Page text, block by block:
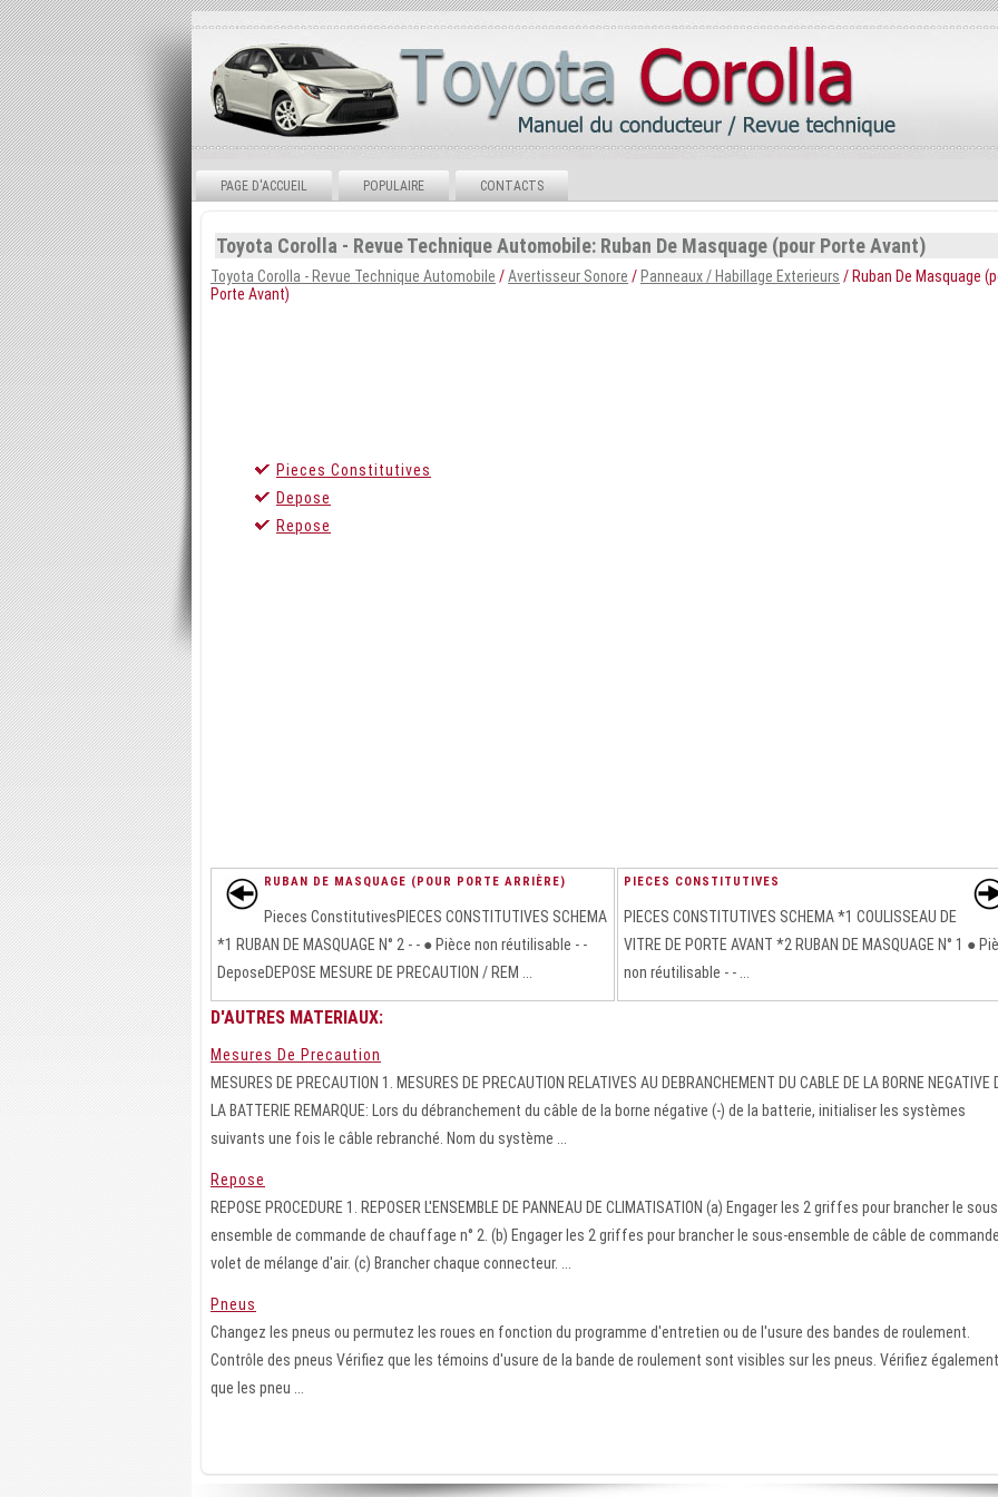
PAGE D'ACCUEIL POPULAIRE CONTACTS
Toyota Corolla - Revue Technique Automobile: Ruban De Masquage (pour Porte Avant)
Toyota Corolla - Revue Technique Automobile /Avertisseur Sonore / Panneaux / Habillage Exterieurs / Ruban De Masquage
Porte Avant)
Pieces Constitutives
Depose
Repose
RUBAN DE MASQUAGE (POUR PORTE ARRIÈRE)
Pieces ConstitutivesPIECES CONSTITUTIVES SCHEMA
*1 RUBAN DE MASQUAGE N° 2 - - ● Pièce non réutilisable - -
DeposeDEPOSE MESURE DE PRECAUTION / REM ...
PIECES CONSTITUTIVES
PIECES CONSTITUTIVES SCHEMA *1 COULISSEAU DE
VITRE DE PORTE AVANT *2 RUBAN DE MASQUAGE N° 1 ●
non réutilisable - - ...
D'AUTRES MATERIAUX:
Mesures De Precaution
MESURES DE PRECAUTION 1. MESURES DE PRECAUTION RELATIVES AU DEBRANCHEMENT DU CABLE DE LA BORNE NEGATIVE
LA BATTERIE REMARQUE: Lors du débranchement du câble de la borne négative (-) de la batterie, initialiser les systèmes
suivants une fois le câble rebranché. Nom du système ...
Repose
REPOSE PROCEDURE 1. REPOSER L'ENSEMBLE DE PANNEAU DE CLIMATISATION (a) Engager les 2 griffes pour brancher le
ensemble de commande de chauffage n° 2. (b) Engager les 2 griffes pour brancher le sous-ensemble de câble de
volet de mélange d'air. (c) Brancher chaque connecteur. ...
Pneus
Changez les pneus ou permutez les roues en fonction du programme d'entretien ou de l'usure des bandes de roulement.
Contrôle des pneus Vérifiez que les témoins d'usure de la bande de roulement sont visibles sur les pneus. Vérifiez également
que les pneu ...